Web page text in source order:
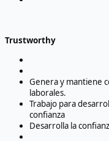
Trustworthy
Genera y mantiene
laborales.
Trabajo para
confianza
Desarrolla la